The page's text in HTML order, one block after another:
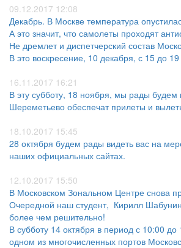
09.12.2017 12:08
Декабрь. В Москве температура
А это значит, что самолеты проходят
Не дремлет и диспетчерский состав
В это воскресение, 10 декабря, с 15 до
16.11.2017 16:21
В эту субботу, 18 ноября, мы рады
Шереметьево обеспечат прилеты и
18.10.2017 15:45
28 октября будем рады видеть вас на
наших официальных сайтах.
12.10.2017 15:50
В Московском Зональном Центре снова
Очередной наш студент, Кирилл
более чем решительно!
В субботу 14 октября в период с 10:00
одном из многочисленных портов